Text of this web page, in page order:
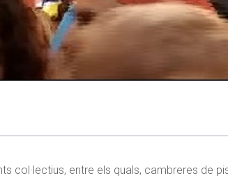
col·lectius, entre els quals, cambreres de